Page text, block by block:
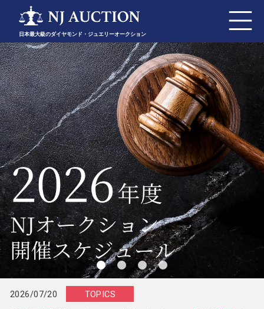
日本最大級のダイヤモンド・ジュエリーオークション
2026/07/20
TOPICS